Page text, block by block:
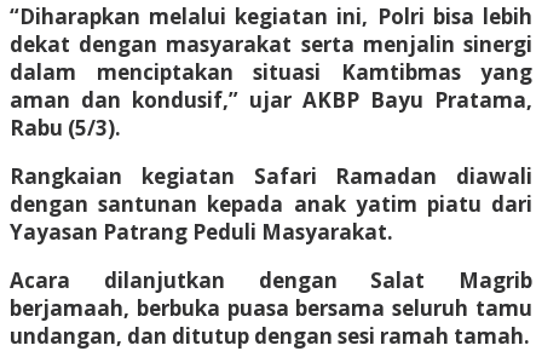
“Diharapkan melalui kegiatan ini, Polri bisa lebih
dekat dengan masyarakat serta menjalin sinergi
dalam menciptakan situasi Kamtibmas yang
aman dan kondusif,” ujar AKBP Bayu Pratama,
Rabu (5/3).
Rangkaian kegiatan Safari Ramadan diawali
dengan santunan kepada anak yatim piatu dari
Yayasan Patrang Peduli Masyarakat.
Acara dilanjutkan dengan Salat Magrib
berjamaah, berbuka puasa bersama seluruh tamu
undangan, dan ditutup dengan sesi ramah tamah.